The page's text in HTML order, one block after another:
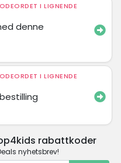
I LIGNENDE
denne
I LIGNENDE
rabattkoder
nyhetsbrev!